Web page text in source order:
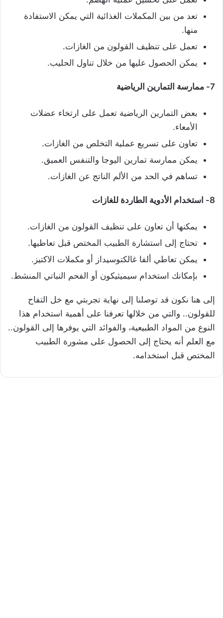
تعد من بين المكملات الغذائية التي يمكن الاستفادة
منها.
تعمل على تنظيف القولون من الغازات.
يمكن الحصول عليها من خلال تناول الحليب.
7- ممارسة التمارين الرياضية
بعض التمارين الرياضية تعمل على ارتخاء عضلات
الأمعاء.
تعاون على تسريع عملية التخلص من الغازات.
يمكن ممارسة تمارين اليوجا والتنفس العميق.
تساهم في الحد من الألم الناتج عن الغازات.
8- استخدام الأدوية الطاردة للغازات
يمكنها أن تعاون على تنظيف القولون من الغازات.
تحتاج إلى استشارة الطبيب المختص قبل تعاطيها.
يمكن تعاطي ألفا غالكتوسيداز أو مكملات الاكتيز.
بإمكانك استخدام سيميثيكون أو الفحم النباتي المنشط.
إلى هنا نكون قد توصلنا إلى نهاية تجربتي مع خل التفاح
للقولون.. والتي من خلالها تعرفنا على أهمية استخدام هذا
النوع من المواد الطبيعية، والفوائد التي يوفرها إلى القولون..
مع العلم أنه يحتاج إلى الحصول على مشورة الطبيب
المختص قبل استخدامه.